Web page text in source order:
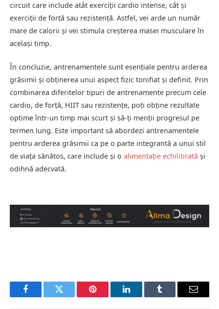
circuit care include atât exerciții cardio intense, cât și
exerciții de forță sau rezistență. Astfel, vei arde un număr
mare de calorii și vei stimula creșterea masei musculare în
același timp.
În concluzie, antrenamentele sunt esențiale pentru arderea
grăsimii și obținerea unui aspect fizic tonifiat și definit. Prin
combinarea diferitelor tipuri de antrenamente precum cele
cardio, de forță, HIIT sau rezistențe, poți obține rezultate
optime într-un timp mai scurt și să-ți menții progresul pe
termen lung. Este important să abordezi antrenamentele
pentru arderea grăsimii ca pe o parte integrantă a unui stil
de viața sănătos, care include și o alimentație echilibrată și
odihnă adecvată.
FacebookTwitter Pinterest LinkedInTumblr Email